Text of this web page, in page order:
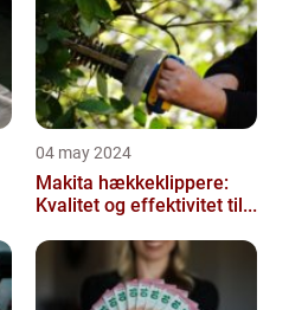
04 may 2024
Makita hækkeklippere:
Kvalitet og effektivitet til...